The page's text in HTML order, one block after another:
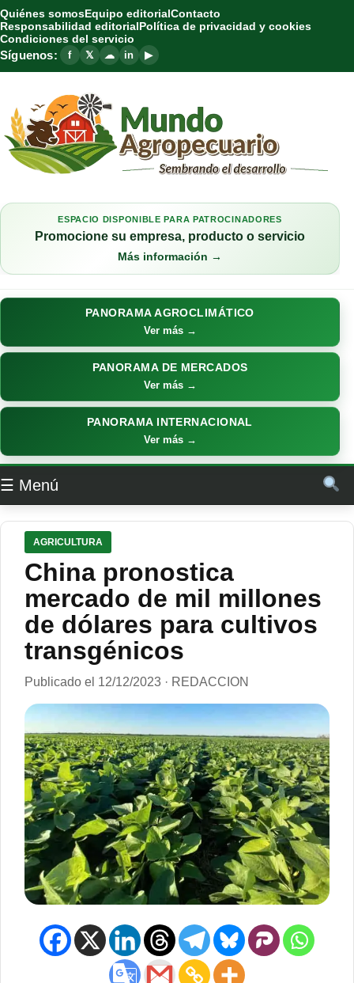
Quiénes somosEquipo editorialContacto
Responsabilidad editorialPolítica de privacidad y cookies
Condiciones del servicio
Síguenos: f 𝕏 ☁ in ▶
ESPACIO DISPONIBLE PARA PATROCINADORES
Promocione su empresa, producto o servicio
Más información →
PANORAMA AGROCLIMÁTICO
Ver más →
PANORAMA DE MERCADOS
Ver más →
PANORAMA INTERNACIONAL
Ver más →
☰ Menú
AGRICULTURA
China pronostica
mercado de mil millones
de dólares para cultivos
transgénicos
Publicado el 12/12/2023 · REDACCION